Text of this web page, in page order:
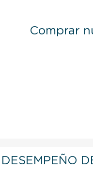
Comprar
DESEMPEÑO